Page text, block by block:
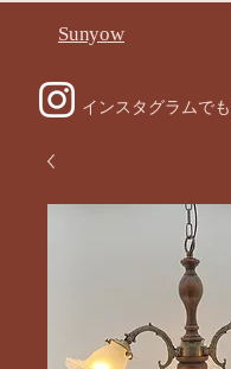
Sunyow
インスタグラムで